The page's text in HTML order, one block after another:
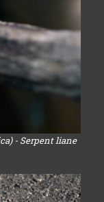
- Serpent liane